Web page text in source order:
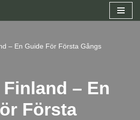
– En Guide För Första Gångs
Finland – En
Första